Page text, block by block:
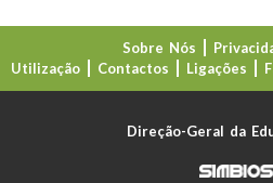
Sobre Nós
Utilização
Contactos Ligações
Direção-Geral da